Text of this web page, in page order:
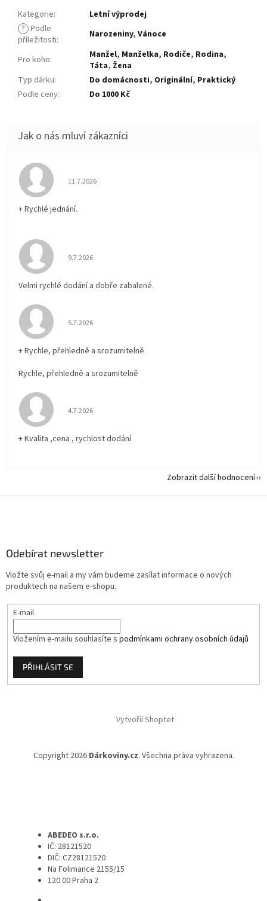
Kategorie:
Letní výprodej
? Podle
příležitosti: Narozeniny, Vánoce
Pro koho: Manžel, Manželka, Rodiče, Rodina,
Táta, Žena
Typ dárku: Do domácnosti, Originální, Praktický
Podle ceny: Do 1000 Kč
Hodnocení obchodu je 5 z 5 hvězdiček.
11.7.2026
+ Rychlé jednání.
Hodnocení obchodu je 5 z 5 hvězdiček.
9.7.2026
Velmi rychlé dodání a dobře zabalené.
Hodnocení obchodu je 5 z 5 hvězdiček.
5.7.2026
+ Rychle, přehledně a srozumitelně
Rychle, přehledně a srozumitelně
Hodnocení obchodu je 5 z 5 hvězdiček.
4.7.2026
+ Kvalita ,cena , rychlost dodání
Zobrazit další hodnocení
Odebírat newsletter
Vložte svůj e-mail a my vám budeme zasílat informace o nových
produktech na našem e-shopu.
E-mail
Vložením e-mailu souhlasíte s podmínkami ochrany osobních údajů
PŘIHLÁSIT SE
Vytvořil Shoptet
Copyright 2026 Dárkoviny.cz. Všechna práva vyhrazena.
ABEDEO s.r.o.
IČ: 28121520
DIČ: CZ28121520
Na Folimance 2155/15
120 00 Praha 2